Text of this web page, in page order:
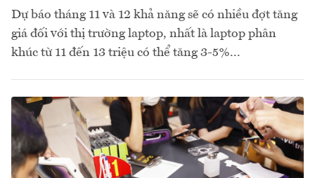
Dự báo tháng 11 và 12 khả năng sẽ có nhiều đợt tăng
giá đối với thị trường laptop, nhất là laptop phân
khúc từ 11 đến 13 triệu có thể tăng 3-5%...